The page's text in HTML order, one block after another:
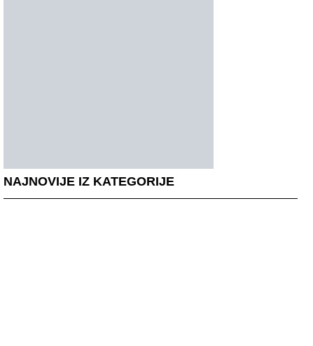
NAJNOVIJE IZ KATEGORIJE